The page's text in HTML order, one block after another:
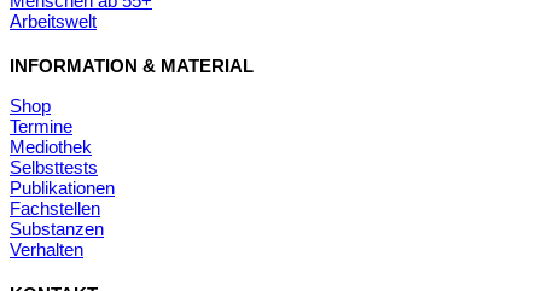
Arbeitswelt
INFORMATION & MATERIAL
Shop
Termine
Mediothek
Selbsttests
Publikationen
Fachstellen
Substanzen
Verhalten